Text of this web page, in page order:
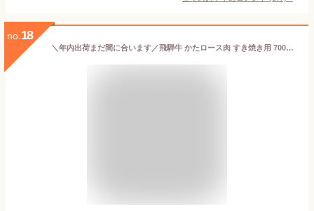
no. 18
＼年内出荷まだ間に合います／飛騨牛 かたロース肉 すき焼き用 700g●4〜5人前 ●化粧箱入 ●送料無料●A4A5等級すき焼き ギフト お肉 肉 ギフト 内祝 すきやき 内祝い お礼 御礼 お歳暮 御歳暮 誕生日 プレゼント 肉 牛肉 鍋 お取り寄せグルメ ぽっきり